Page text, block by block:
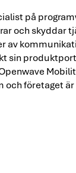
på
och skyddar
av
sin
och företaget